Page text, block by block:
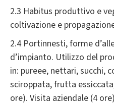
2.3 Habitus produttivo e
coltivazione e
2.4 Portinnesti, forme
d’impianto. Utilizzo del
in: pureee, nettari, succhi,
sciroppata, frutta
ore). Visita aziendale (4 ore)